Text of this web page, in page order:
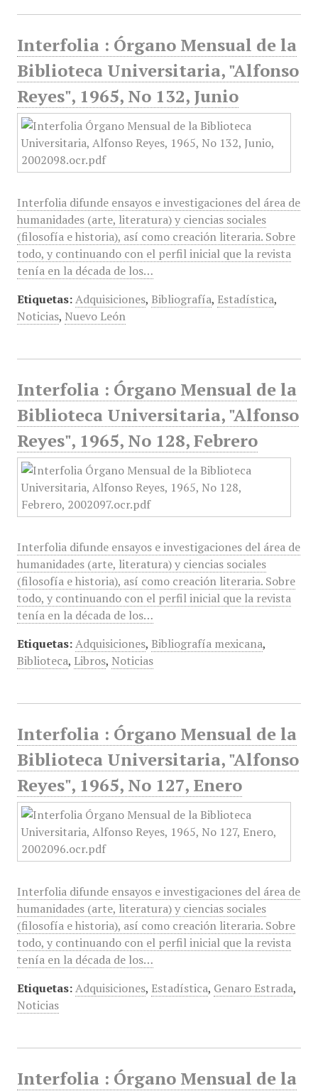
Interfolia : Órgano Mensual de la
Biblioteca Universitaria, "Alfonso
Reyes", 1965, No 132, Junio
Interfolia difunde ensayos e investigaciones del área de
humanidades (arte, literatura) y ciencias sociales
(filosofía e historia), así como creación literaria. Sobre
todo, y continuando con el perfil inicial que la revista
tenía en la década de los…
Etiquetas: Adquisiciones, Bibliografía, Estadística,
Noticias, Nuevo León
Interfolia : Órgano Mensual de la
Biblioteca Universitaria, "Alfonso
Reyes", 1965, No 128, Febrero
Interfolia difunde ensayos e investigaciones del área de
humanidades (arte, literatura) y ciencias sociales
(filosofía e historia), así como creación literaria. Sobre
todo, y continuando con el perfil inicial que la revista
tenía en la década de los…
Etiquetas: Adquisiciones, Bibliografía mexicana,
Biblioteca, Libros, Noticias
Interfolia : Órgano Mensual de la
Biblioteca Universitaria, "Alfonso
Reyes", 1965, No 127, Enero
Interfolia difunde ensayos e investigaciones del área de
humanidades (arte, literatura) y ciencias sociales
(filosofía e historia), así como creación literaria. Sobre
todo, y continuando con el perfil inicial que la revista
tenía en la década de los…
Etiquetas: Adquisiciones, Estadística, Genaro Estrada,
Noticias
Interfolia : Órgano Mensual de la